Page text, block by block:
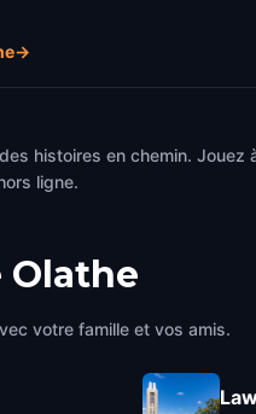
→
histoires en chemin.
ligne.
Olathe
votre famille et vos amis.